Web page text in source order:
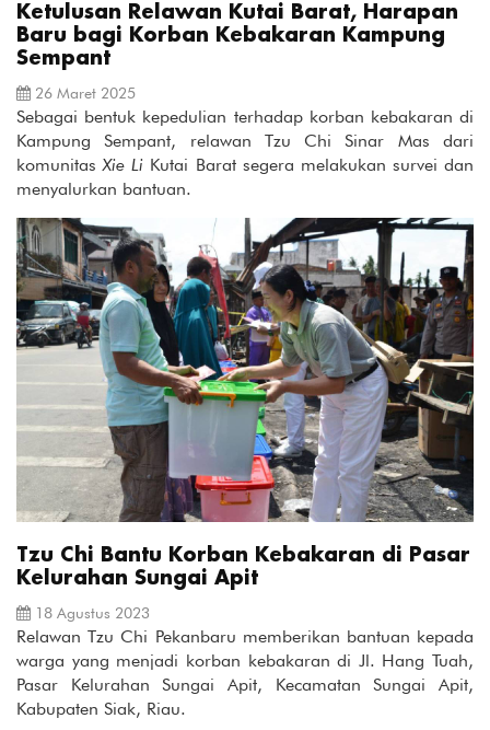
Ketulusan Relawan Kutai Barat, Harapan
Baru bagi Korban Kebakaran Kampung
Sempant
26 Maret 2025
Sebagai bentuk kepedulian terhadap korban kebakaran di
Kampung Sempant, relawan Tzu Chi Sinar Mas dari
komunitasXie Li Kutai Barat segera melakukan survei dan
menyalurkan bantuan.
Tzu Chi Bantu Korban Kebakaran di Pasar
Kelurahan Sungai Apit
18 Agustus 2023
Relawan Tzu Chi Pekanbaru memberikan bantuan kepada
warga yang menjadi korban kebakaran di Jl. Hang Tuah,
Pasar Kelurahan Sungai Apit, Kecamatan Sungai Apit,
Kabupaten Siak, Riau.